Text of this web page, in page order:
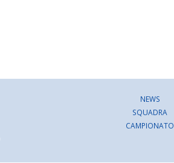
NEWS
SQUADRA
CAMPIONATO